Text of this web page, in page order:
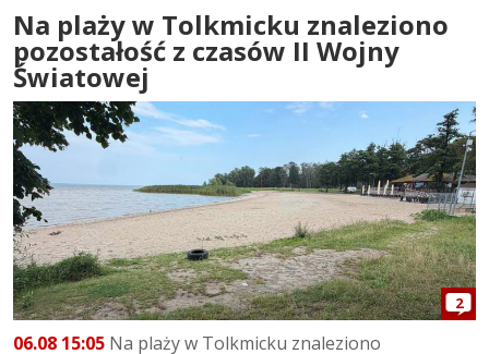
Na plaży w Tolkmicku znaleziono
pozostałość z czasów II Wojny
Światowej
2
06.08 15:05 Na plaży w Tolkmicku znaleziono